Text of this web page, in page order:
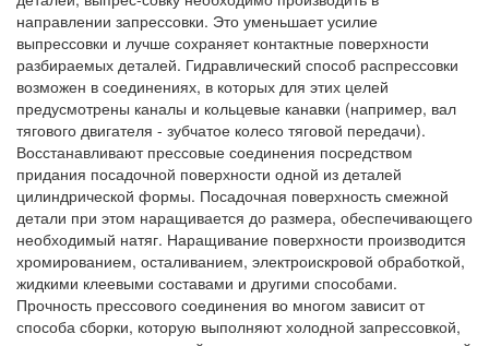
направлении запрессовки. Это уменьшает усилие
выпрессовки и лучше сохраняет контактные поверхности
разбираемых деталей. Гидравлический способ распрессовки
возможен в соединениях, в которых для этих целей
предусмотрены каналы и кольцевые канавки (например, вал
тягового двигателя - зубчатое колесо тяговой передачи).
Восстанавливают прессовые соединения посредством
придания посадочной поверхности одной из деталей
цилиндрической формы. Посадочная поверхность смежной
детали при этом наращивается до размера, обеспечивающего
необходимый натяг. Наращивание поверхности производится
хромированием, осталиванием, электроискровой обработкой,
жидкими клеевыми составами и другими способами.
Прочность прессового соединения во многом зависит от
способа сборки, которую выполняют холодной запрессовкой,